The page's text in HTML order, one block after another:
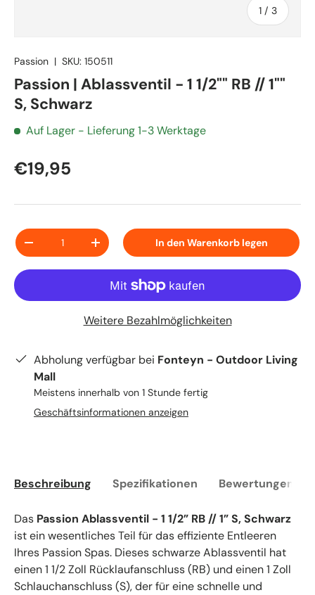
1 / von
3
Passion | SKU: 150511
Passion | Ablassventil - 1 1/2"" RB // 1""
S, Schwarz
Auf Lager - Lieferung 1-3 Werktage
€19,95
Anzahl
-
+ In den Warenkorb legen
Weitere Bezahlmöglichkeiten
Abholung verfügbar bei Fonteyn - Outdoor Living
Mall
Meistens innerhalb von 1 Stunde fertig
Geschäftsinformationen anzeigen
Beschreibung Spezifikationen Bewertungen (0)
Das Passion Ablassventil - 1 1/2” RB // 1” S, Schwarz
ist ein wesentliches Teil für das effiziente Entleeren
Ihres Passion Spas. Dieses schwarze Ablassventil hat
einen 1 1/2 Zoll Rücklaufanschluss (RB) und einen 1 Zoll
Schlauchanschluss (S), der für eine schnelle und